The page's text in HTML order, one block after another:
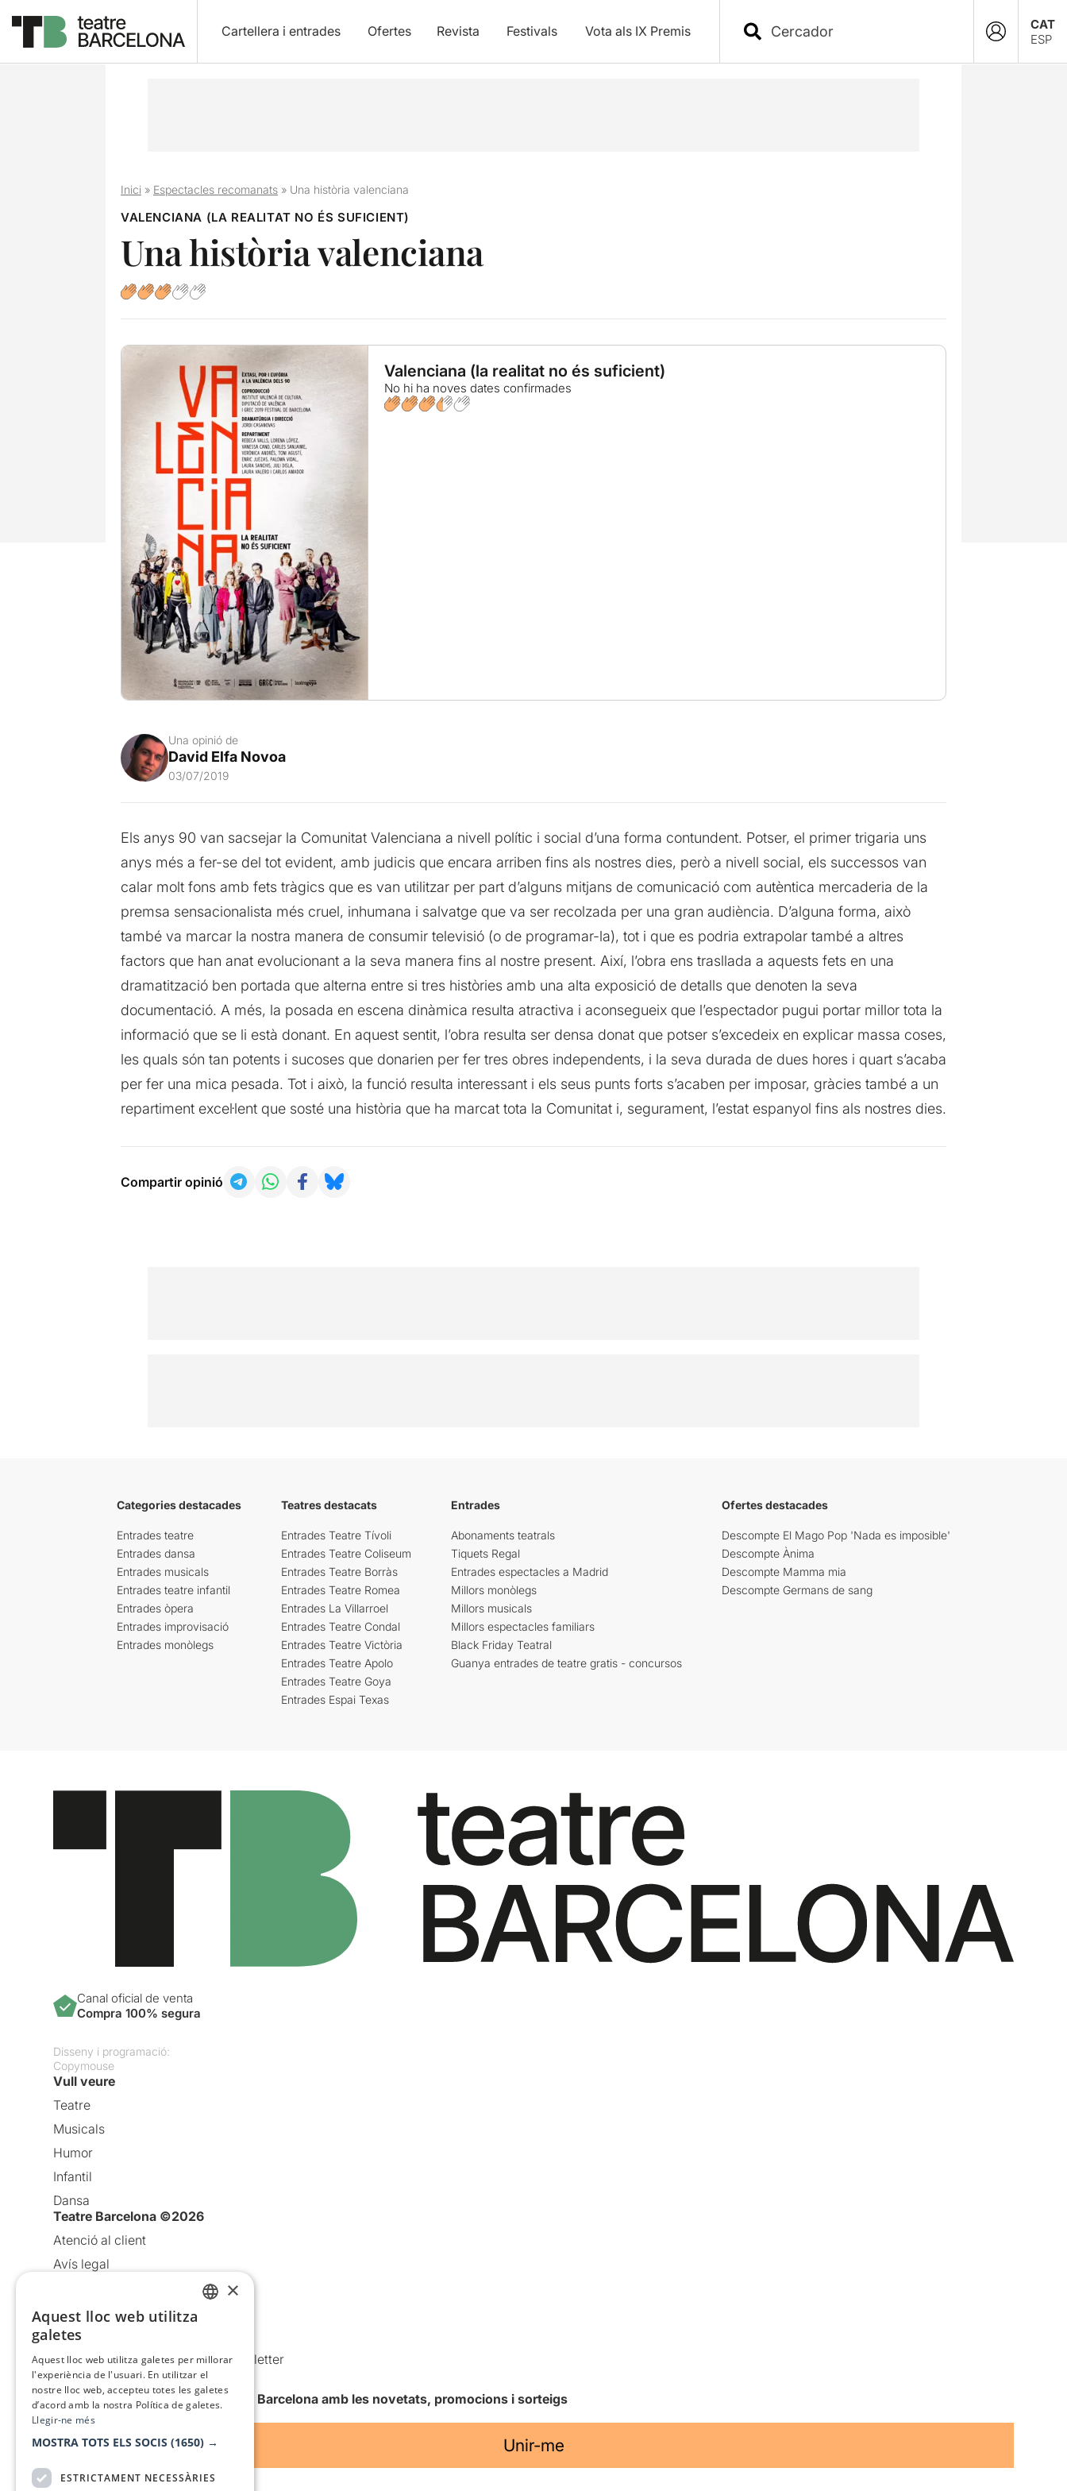
Cartellera i entrades Ofertes Revista Festivals Vota als IX Premis
CAT
ESP
Inici» Espectacles recomanats» Una història valenciana
VALENCIANA (LA REALITAT NO ÉS SUFICIENT)
Una història valenciana
Valenciana (la realitat no és suficient)
No hi ha noves dates confirmades
Una opinió de
David Elfa Novoa
03/07/2019
Els anys 90 van sacsejar la Comunitat Valenciana a nivell polític i social d’una forma contundent. Potser, el primer trigaria uns
anys més a fer-se del tot evident, amb judicis que encara arriben fins als nostres dies, però a nivell social, els successos van
calar molt fons amb fets tràgics que es van utilitzar per part d’alguns mitjans de comunicació com autèntica mercaderia de la
premsa sensacionalista més cruel, inhumana i salvatge que va ser recolzada per una gran audiència. D’alguna forma, això
també va marcar la nostra manera de consumir televisió (o de programar-la), tot i que es podria extrapolar també a altres
factors que han anat evolucionant a la seva manera fins al nostre present. Així, l’obra ens trasllada a aquests fets en una
dramatització ben portada que alterna entre si tres històries amb una alta exposició de detalls que denoten la seva
documentació. A més, la posada en escena dinàmica resulta atractiva i aconsegueix que l’espectador pugui portar millor tota la
informació que se li està donant. En aquest sentit, l’obra resulta ser densa donat que potser s’excedeix en explicar massa coses,
les quals són tan potents i sucoses que donarien per fer tres obres independents, i la seva durada de dues hores i quart s’acaba
per fer una mica pesada. Tot i això, la funció resulta interessant i els seus punts forts s’acaben per imposar, gràcies també a un
repartiment excel·lent que sosté una història que ha marcat tota la Comunitat i, segurament, l’estat espanyol fins als nostres dies.
Compartir opinió
Categories destacades
Entrades teatre
Entrades dansa
Entrades musicals
Entrades teatre infantil
Entrades òpera
Entrades improvisació
Entrades monòlegs
Teatres destacats
Entrades Teatre Tívoli
Entrades Teatre Coliseum
Entrades Teatre Borràs
Entrades Teatre Romea
Entrades La Villarroel
Entrades Teatre Condal
Entrades Teatre Victòria
Entrades Teatre Apolo
Entrades Teatre Goya
Entrades Espai Texas
Entrades
Abonaments teatrals
Tiquets Regal
Entrades espectacles a Madrid
Millors monòlegs
Millors musicals
Millors espectacles familiars
Black Friday Teatral
Guanya entrades de teatre gratis - concursos
Ofertes destacades
Descompte El Mago Pop 'Nada es imposible'
Descompte Ànima
Descompte Mamma mia
Descompte Germans de sang
Canal oficial de venta
Compra 100% segura
Disseny i programació:
Copymouse
Vull veure
Teatre
Musicals
Humor
Infantil
Dansa
Teatre Barcelona ©2026
Atenció al client
Avís legal
Política de cookies
Condicions d’ús
Comunicacions comercials i Newsletter
Anuncia’t
Vull rebre la newsletter de Teatre Barcelona amb les novetats, promocions i sorteigs
Unir-me
×
Aquest lloc web utilitza
galetes
Aquest lloc web utilitza galetes per millorar
l'experiència de l'usuari. En utilitzar el
nostre lloc web, accepteu totes les galetes
d’acord amb la nostra Política de galetes.
Llegir-ne més
MOSTRA TOTS ELS SOCIS (1650) →
ESTRICTAMENT NECESSÀRIES